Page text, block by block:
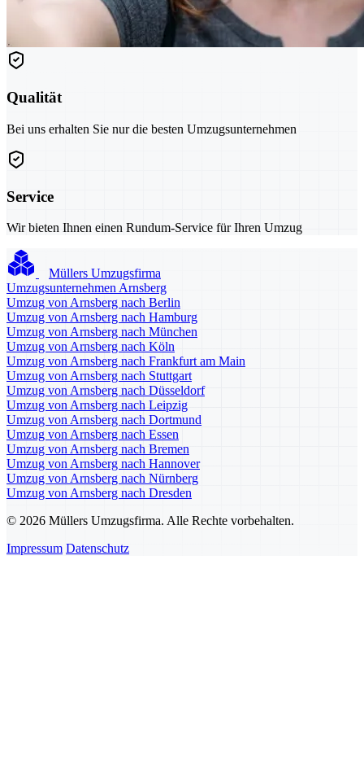
Qualität
Bei uns erhalten Sie nur die besten Umzugsunternehmen
Service
Wir bieten Ihnen einen Rundum-Service für Ihren Umzug
Müllers Umzugsfirma
Umzugsunternehmen Arnsberg
Umzug von Arnsberg nach Berlin
Umzug von Arnsberg nach Hamburg
Umzug von Arnsberg nach München
Umzug von Arnsberg nach Köln
Umzug von Arnsberg nach Frankfurt am Main
Umzug von Arnsberg nach Stuttgart
Umzug von Arnsberg nach Düsseldorf
Umzug von Arnsberg nach Leipzig
Umzug von Arnsberg nach Dortmund
Umzug von Arnsberg nach Essen
Umzug von Arnsberg nach Bremen
Umzug von Arnsberg nach Hannover
Umzug von Arnsberg nach Nürnberg
Umzug von Arnsberg nach Dresden
© 2026 Müllers Umzugsfirma. Alle Rechte vorbehalten.
Impressum Datenschutz